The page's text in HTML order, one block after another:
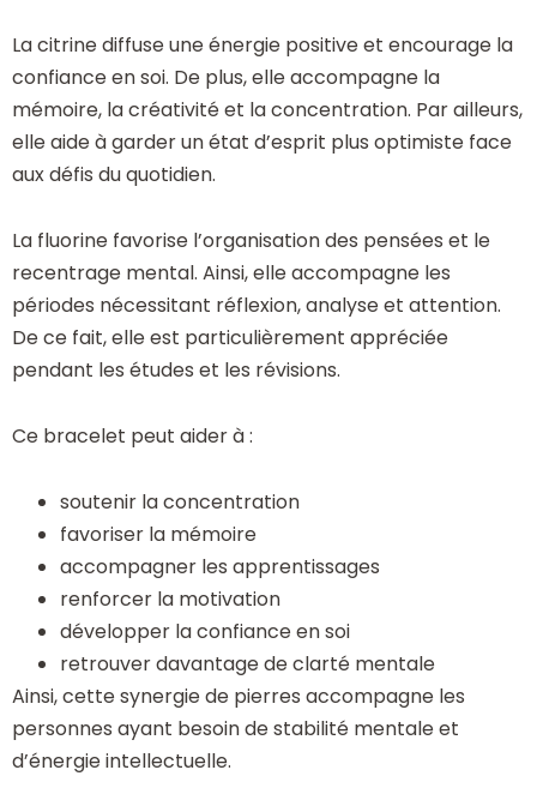
La citrine diffuse une énergie positive et encourage la
confiance en soi. De plus, elle accompagne la
mémoire, la créativité et la concentration. Par ailleurs,
elle aide à garder un état d’esprit plus optimiste face
aux défis du quotidien.
La fluorine favorise l’organisation des pensées et le
recentrage mental. Ainsi, elle accompagne les
périodes nécessitant réflexion, analyse et attention.
De ce fait, elle est particulièrement appréciée
pendant les études et les révisions.
Ce bracelet peut aider à :
soutenir la concentration
favoriser la mémoire
accompagner les apprentissages
renforcer la motivation
développer la confiance en soi
retrouver davantage de clarté mentale
Ainsi, cette synergie de pierres accompagne les
personnes ayant besoin de stabilité mentale et
d’énergie intellectuelle.